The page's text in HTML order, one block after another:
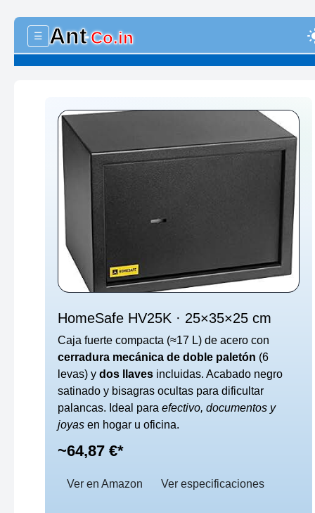
☰ Ant-Co.in
HomeSafe HV25K · 25×35×25 cm
Caja fuerte compacta (≈17 L) de acero con
cerradura mecánica de doble paletón (6
levas) y dos llaves incluidas. Acabado negro
satinado y bisagras ocultas para dificultar
palancas. Ideal para efectivo, documentos y
joyas en hogar u oficina.
~64,87 €*
Ver en Amazon Ver especificaciones